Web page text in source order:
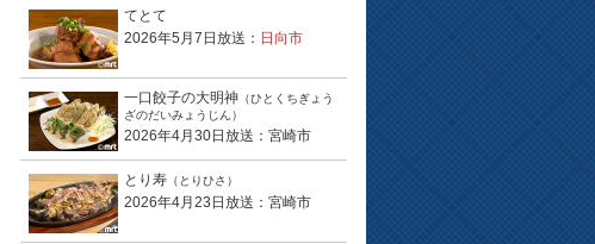
てとて
2026年5月7日放送： 日向市
一口餃子の大明神 （ひとくちぎょう
ざのだいみょうじん）
2026年4月30日放送：宮崎市
とり寿 （とりひさ）
2026年4月23日放送：宮崎市